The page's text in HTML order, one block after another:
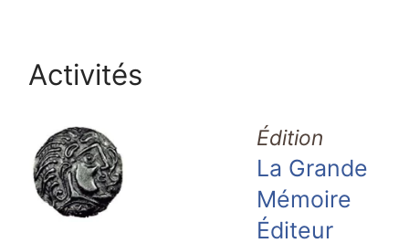
Activités
Édition
La Grande
Mémoire
Éditeur